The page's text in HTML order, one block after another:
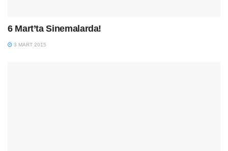
6 Mart’ta Sinemalarda!
3 MART 2015